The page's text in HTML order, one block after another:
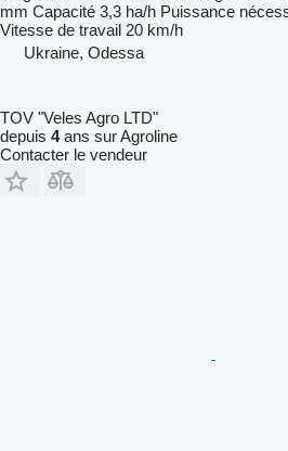
mm Capacité 3,3 ha/h Puissance
Vitesse de travail 20 km/h
Ukraine, Odessa
TOV "Veles Agro LTD"
depuis 4ans sur Agroline
Contacter le vendeur